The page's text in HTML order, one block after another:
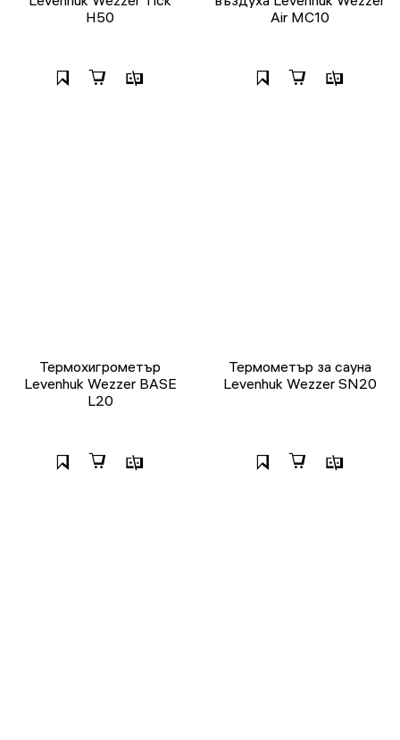
H50
Air MC10
Термохигрометър
Levenhuk Wezzer BASE
L20
Термометър за сауна
Levenhuk Wezzer SN20